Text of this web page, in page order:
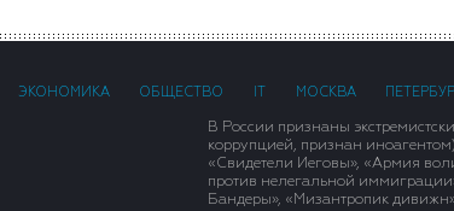
ЭКОНОМИКА ОБЩЕСТВО МОСКВА
В России признаны
коррупцией, признан
«Свидетели Иеговы», «Армия
против нелегальной
Бандеры», «Мизантропик